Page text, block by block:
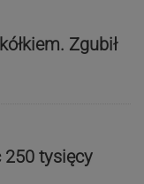
Zgubił
250 tysięcy